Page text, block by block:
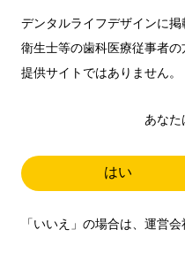
デンタルライフデザインに
衛生士等の歯科医療従事者
提供サイトではありません。
あなた
はい
「いいえ」の場合は、運営
メ
師、歯
お届けし